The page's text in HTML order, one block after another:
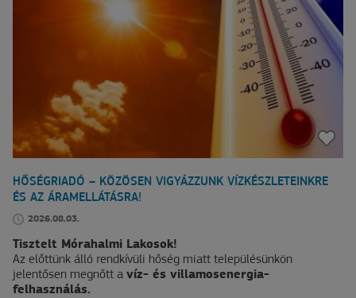
HŐSÉGRIADÓ – KÖZÖSEN VIGYÁZZUNK VÍZKÉSZLETEINKRE
ÉS AZ ÁRAMELLÁTÁSRA!
2026.08.03.
Tisztelt Mórahalmi Lakosok!
Az előttünk álló rendkívüli hőség miatt településünkön
jelentősen megnőtt a víz- és villamosenergia-
felhasználás.